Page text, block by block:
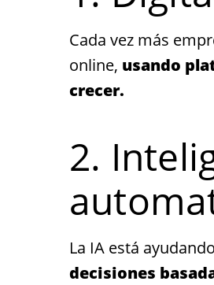
Cada vez más
online, usando
crecer.
2.
La IA está
decisiones